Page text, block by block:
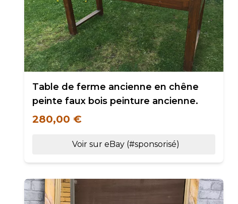
Table de ferme ancienne en chêne
peinte faux bois peinture ancienne.
280,00 €
Voir sur eBay (#sponsorisé)